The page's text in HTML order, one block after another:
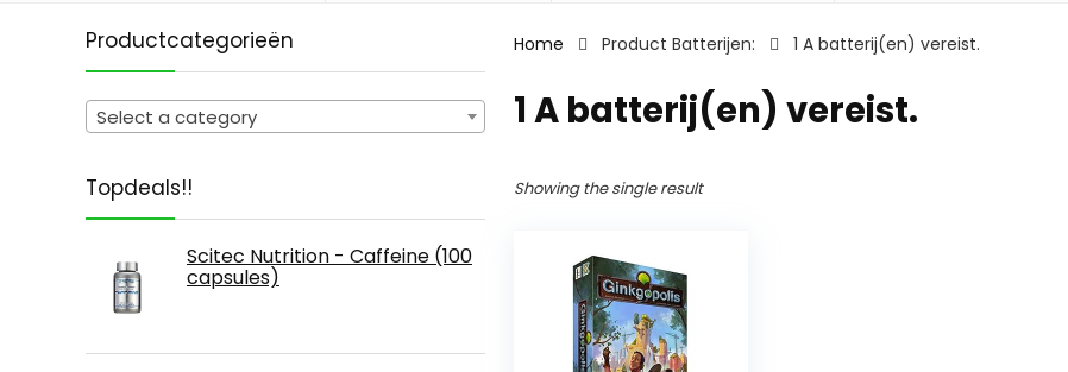
Productcategorieën
Select a category
Topdeals!!
Scitec Nutrition - Caffeine (100
capsules)
Home Product Batterijen: ‎1 A batterij(en) vereist.
‎1 A batterij(en) vereist.
Showing the single result